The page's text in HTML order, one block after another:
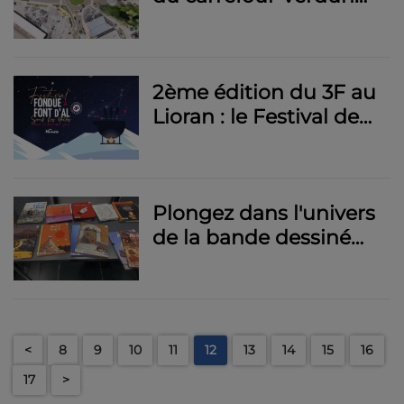
2ème édition du 3F au
Lioran : le Festival de
Plongez dans l'univers
de la bande dessiné
mars 2024
< 8 9 10 11 12 13 14 15
16
17
>